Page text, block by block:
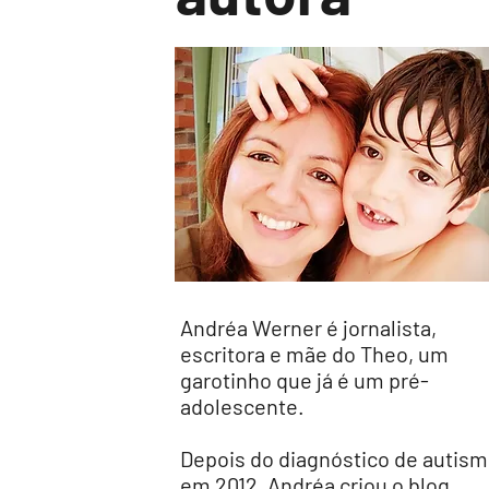
Andréa Werner é jornalista,
escritora e mãe do Theo, um
garotinho que já é um pré-
adolescente.
Depois do diagnóstico de